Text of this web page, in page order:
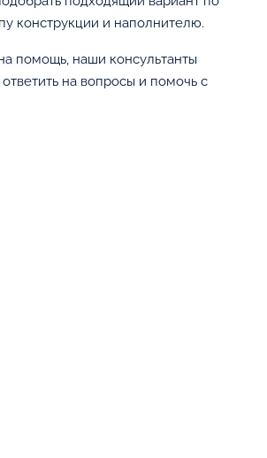
конструкции и наполнителю.
помощь, наши консультанты
ответить на вопросы и помочь с